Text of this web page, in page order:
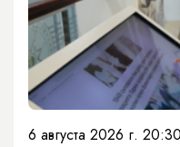
6 августа 2026 г. 20:30